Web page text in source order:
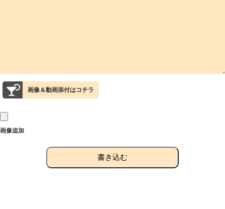
画像＆動画添付はコチラ
画像追加
書き込む